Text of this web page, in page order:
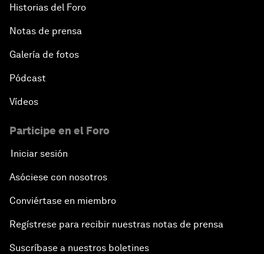
Historias del Foro
Notas de prensa
Galería de fotos
Pódcast
Vídeos
Participe en el Foro
Iniciar sesión
Asóciese con nosotros
Conviértase en miembro
Regístrese para recibir nuestras notas de prensa
Suscríbase a nuestros boletines